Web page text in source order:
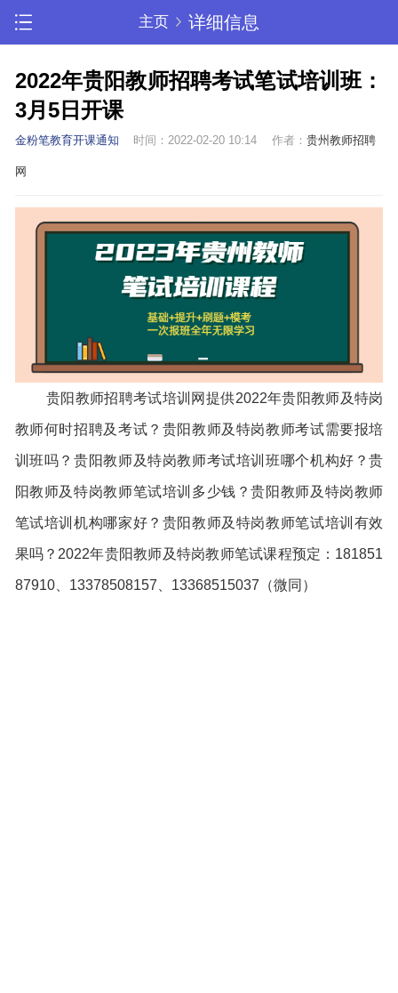
主页 详细信息
2022年贵阳教师招聘考试笔试培训班：
3月5日开课
金粉笔教育开课通知 时间：2022-02-20 10:14 作者： 贵州教师招聘
网
贵阳教师招聘考试培训网提供2022年贵阳教师及特岗
教师何时招聘及考试？贵阳教师及特岗教师考试需要报培
训班吗？贵阳教师及特岗教师考试培训班哪个机构好？贵
阳教师及特岗教师笔试培训多少钱？贵阳教师及特岗教师
笔试培训机构哪家好？贵阳教师及特岗教师笔试培训有效
果吗？2022年贵阳教师及特岗教师笔试课程预定：181851
87910、13378508157、13368515037（微同）